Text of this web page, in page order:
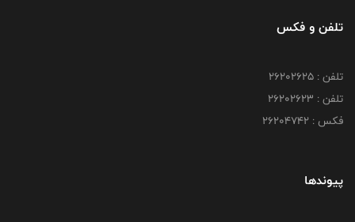
تلفن و فکس
تلفن : ۲۶۲۰۲۶۲۵
تلفن : ۲۶۲۰۲۶۲۳
فکس : ۲۶۲۰۴۷۴۲
پیوندها